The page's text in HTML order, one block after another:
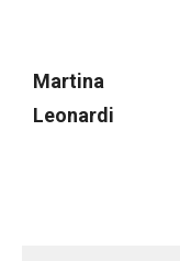
Martina
Leonardi